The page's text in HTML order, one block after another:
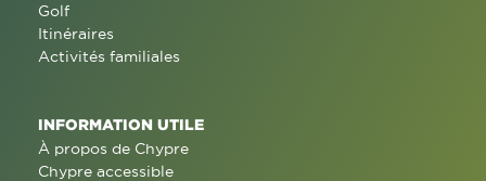
Golf
Itinéraires
Activités familiales
INFORMATION UTILE
À propos de Chypre
Chypre accessible